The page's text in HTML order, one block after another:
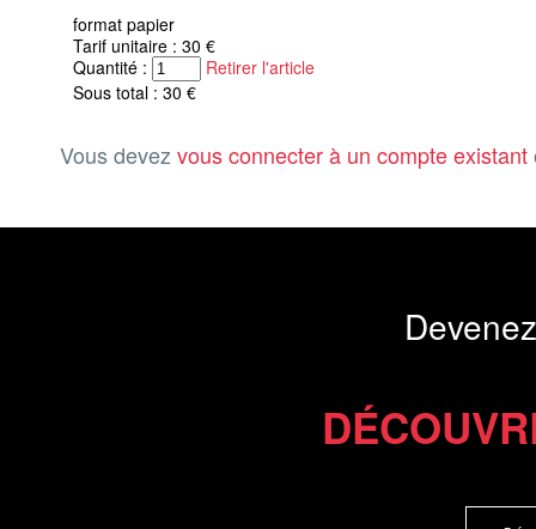
format papier
Tarif unitaire : 30 €
Quantité :
Retirer l'article
Sous total : 30 €
Vous devez vous connecter à un compte existant